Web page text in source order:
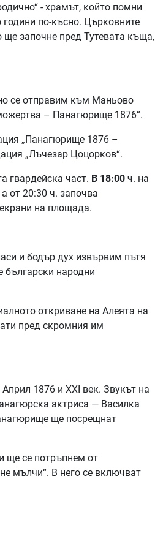
- храмът, който помни
по-късно. Църковните
започне пред Тутевата къща,
се отправим към Маньово
– Панагюрище 1876“.
„Панагюрище 1876 –
„Лъчезар Цоцорков“.
гвардейска част. В 18:00 ч. на
от 20:30 ч. започва
на площада.
и бодър дух извървим пътя
български народни
откриване на Алеята на
пред скромния им
1876 и XXI век. Звукът на
актриса — Василка
ще посрещнат
ще се потръпнем от
мълчи“. В него се включват